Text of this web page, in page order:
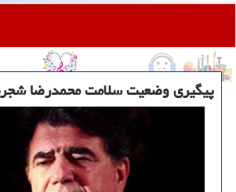
پیگیری وضعیت سلامت محمدرضا